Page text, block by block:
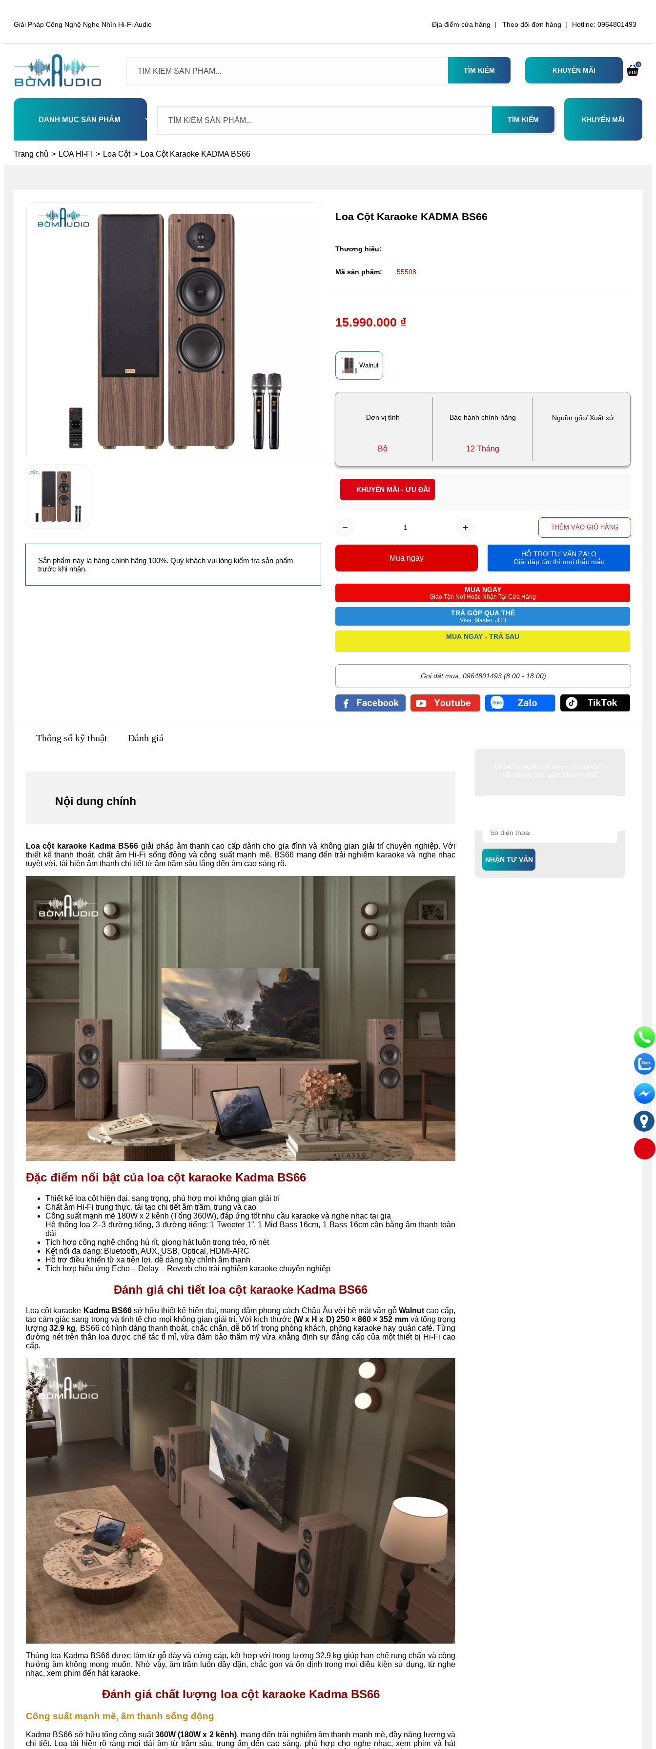
Giải Pháp Công Nghệ Nghe Nhìn Hi-Fi Audio Địa điểm cửa hàng | Theo dõi đơn hàng | Hotline: 0964801493
TÌM KIẾM KHUYẾN MÃI
0
DANH MỤC SẢN PHẨM
Select TÌM KIẾM KHUYẾN MÃI
Trang chủ > LOA HI-FI > Loa Cột > Loa Cột Karaoke KADMA BS66
Đơn vị tính Bảo hành chính hãng Nguồn gốc/ Xuất xứ
Bộ 12 Tháng
Loa Cột Karaoke KADMA BS66
Walnut
THÊM VÀO GIỎ HÀNG
MUA NGAY
Giao Tận Nơi Hoặc Nhận Tại Cửa Hàng
TRẢ GÓP QUA THẺ
Visa, Master, JCB
MUA NGAY - TRẢ SAU
Gọi đặt mua: 0964801493 (8:00 - 18:00)
15.990.000 ₫
Thương hiệu:
Mã sản phẩm: 55508
Mua ngay
HỖ TRỢ TƯ VẤN ZALO
Giải đáp tức thì mọi thắc mắc
KHUYẾN MÃI - ƯU ĐÃI
Sản phẩm này là hàng chính hãng 100%. Quý khách vui lòng kiểm tra sản phẩm
trước khi nhận.
NHẬN TƯ VẤN
Thông số kỹ thuật Đánh giá
Nội dung chính
Loa cột karaoke Kadma BS66 giải pháp âm thanh cao cấp dành cho gia đình và không gian giải trí chuyên nghiệp. Với
thiết kế thanh thoát, chất âm Hi-Fi sống động và công suất mạnh mẽ, BS66 mang đến trải nghiệm karaoke và nghe nhạc
tuyệt vời, tái hiện âm thanh chi tiết từ âm trầm sâu lắng đến âm cao sáng rõ.
Đặc điểm nổi bật của loa cột karaoke Kadma BS66
Thiết kế loa cột hiện đại, sang trọng, phù hợp mọi không gian giải trí
Chất âm Hi-Fi trung thực, tái tạo chi tiết âm trầm, trung và cao
Công suất mạnh mẽ 180W x 2 kênh (Tổng 360W), đáp ứng tốt nhu cầu karaoke và nghe nhạc tại gia
Hệ thống loa 2–3 đường tiếng, 3 đường tiếng: 1 Tweeter 1”, 1 Mid Bass 16cm, 1 Bass 16cm cân bằng âm thanh toàn
dải
Tích hợp công nghệ chống hú rít, giọng hát luôn trong trẻo, rõ nét
Kết nối đa dạng: Bluetooth, AUX, USB, Optical, HDMI-ARC
Hỗ trợ điều khiển từ xa tiện lợi, dễ dàng tùy chỉnh âm thanh
Tích hợp hiệu ứng Echo – Delay – Reverb cho trải nghiệm karaoke chuyên nghiệp
Đánh giá chi tiết loa cột karaoke Kadma BS66
Loa cột karaoke Kadma BS66sở hữu thiết kế hiện đại, mang đậm phong cách Châu Âu với bề mặt vân gỗ Walnutcao cấp,
tạo cảm giác sang trọng và tinh tế cho mọi không gian giải trí. Với kích thước (W x H x D) 250 × 860 × 352 mmvà tổng trọng
lượng32.9 kg, BS66 có hình dáng thanh thoát, chắc chắn, dễ bố trí trong phòng khách, phòng karaoke hay quán café. Từng
đường nét trên thân loa được chế tác tỉ mỉ, vừa đảm bảo thẩm mỹ vừa khẳng định sự đẳng cấp của một thiết bị Hi-Fi cao
cấp.
Thùng loa Kadma BS66 được làm từ gỗ dày và cứng cáp, kết hợp với trọng lượng 32.9 kg giúp hạn chế rung chấn và cộng
hưởng âm không mong muốn. Nhờ vậy, âm trầm luôn đầy đặn, chắc gọn và ổn định trong mọi điều kiện sử dụng, từ nghe
nhạc, xem phim đến hát karaoke.
Đánh giá chất lượng loa cột karaoke Kadma BS66
Công suất mạnh mẽ, âm thanh sống động
Kadma BS66 sở hữu tổng công suất360W (180W x 2 kênh), mang đến trải nghiệm âm thanh mạnh mẽ, đầy năng lượng và
chi tiết. Loa tái hiện rõ ràng mọi dải âm từ trầm sâu, trung ấm đến cao sáng, phù hợp cho nghe nhạc, xem phim và hát